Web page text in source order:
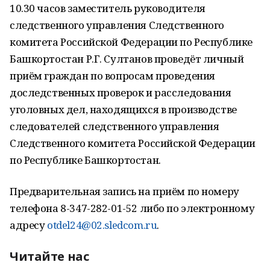
10.30 часов заместитель руководителя
следственного управления Следственного
комитета Российской Федерации по Республике
Башкортостан Р.Г. Султанов проведёт личный
приём граждан по вопросам проведения
доследственных проверок и расследования
уголовных дел, находящихся в производстве
следователей следственного управления
Следственного комитета Российской Федерации
по Республике Башкортостан.
Предварительная запись на приём по номеру
телефона 8-347-282-01-52 либо по электронному
адресуotdel24@02.sledcom.ru.
Читайте нас